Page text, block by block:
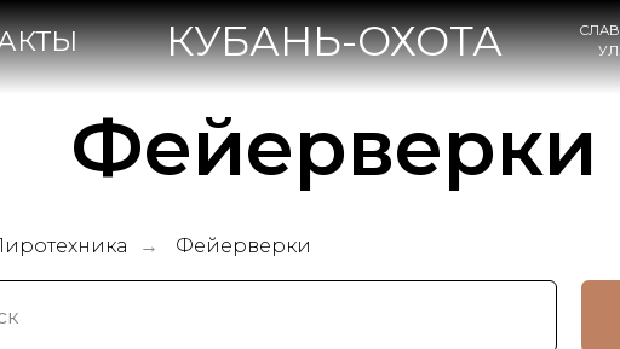
КУБАНЬ-ОХОТА СЛАВЯНСК-НА-КУБАНИ
УЛ. КОВТЮХА, 47А
Фейерверки
→ Фейерверки